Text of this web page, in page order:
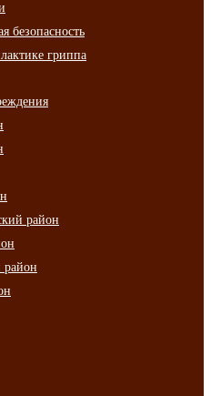
безопасность
гриппа
район